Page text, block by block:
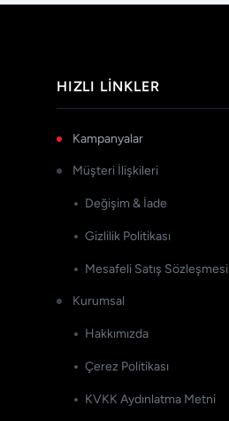
HIZLI LINKLER
Kampanyalar
Müşteri İlişkileri
Değişim & İade
Gizlilik Politikası
Mesafeli Satış Sözleşmesi
Kurumsal
Hakkımızda
Çerez Politikası
KVKK Aydınlatma Metni